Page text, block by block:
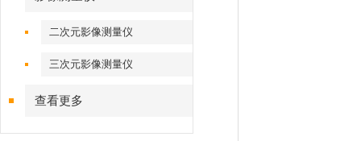
二次元影像测量仪
三次元影像测量仪
查看更多